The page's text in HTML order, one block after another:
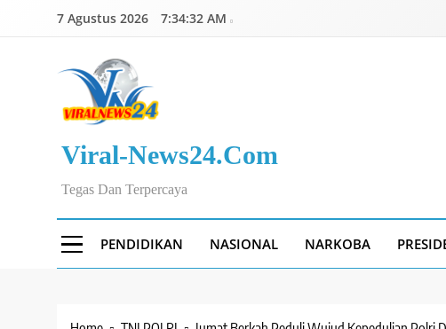
7 Agustus 2026 7:34:33 AM
Viral-News24.com
Tegas Dan Terpercaya
PENDIDIKAN NASIONAL NARKOBA